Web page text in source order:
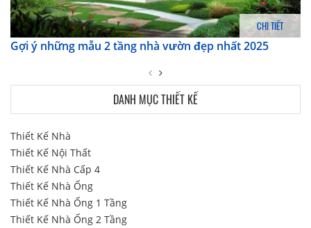
CHI TIẾT
Gợi ý những mẫu 2 tầng nhà vườn đẹp nhất 2025
DANH MỤC THIẾT KẾ
Thiết Kế Nhà
Thiết Kế Nội Thất
Thiết Kế Nhà Cấp 4
Thiết Kế Nhà Ống
Thiết Kế Nhà Ống 1 Tầng
Thiết Kế Nhà Ống 2 Tầng